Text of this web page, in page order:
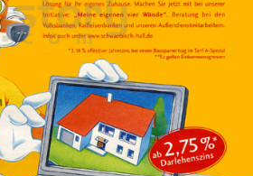
SCHWÄBISCH HALL
Schwäbisch Hall AG
2001